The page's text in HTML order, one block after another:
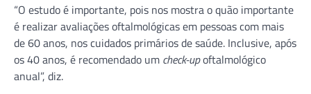
“O estudo é importante, pois nos mostra o quão importante
é realizar avaliações oftalmológicas em pessoas com mais
de 60 anos, nos cuidados primários de saúde. Inclusive, após
os 40 anos, é recomendado um check-upoftalmológico
anual”, diz.